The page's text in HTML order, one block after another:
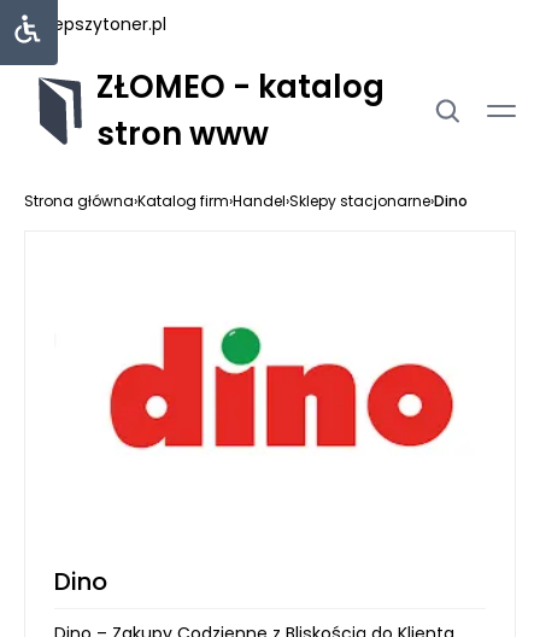
najlepszytoner.pl
ZŁOMEO - katalog
stron www
Strona główna›Katalog firm›Handel›Sklepy stacjonarne›Dino
Dino